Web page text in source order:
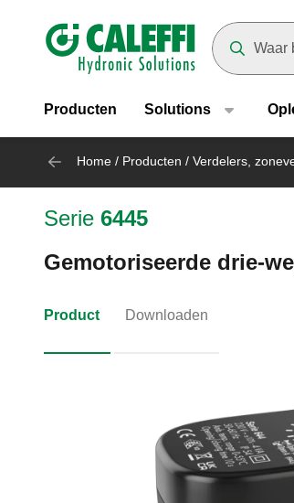
Header main
Producten Solutions
Home / Producten / Verdelers,
Serie 6445
Gemotoriseerde drie-
Product Downloaden